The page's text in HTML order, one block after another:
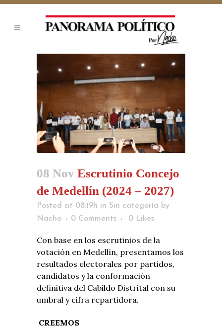
08 Nov Escrutinio Concejo
de Medellín (2024 – 2027)
Posted at 08:19h in Sin categoría by
Nacho
0 Comments 0 Likes
Con base en los escrutinios de la
votación en Medellín, presentamos los
resultados electorales por partidos,
candidatos y la conformación
definitiva del Cabildo Distrital con su
umbral y cifra repartidora.
CREEMOS